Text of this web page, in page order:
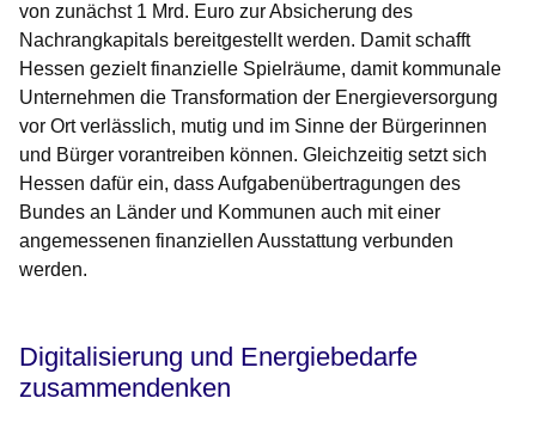
von zunächst 1 Mrd. Euro zur Absicherung des
Nachrangkapitals bereitgestellt werden. Damit schafft
Hessen gezielt finanzielle Spielräume, damit kommunale
Unternehmen die Transformation der Energieversorgung
vor Ort verlässlich, mutig und im Sinne der Bürgerinnen
und Bürger vorantreiben können. Gleichzeitig setzt sich
Hessen dafür ein, dass Aufgabenübertragungen des
Bundes an Länder und Kommunen auch mit einer
angemessenen finanziellen Ausstattung verbunden
werden.
Digitalisierung und Energiebedarfe
zusammendenken